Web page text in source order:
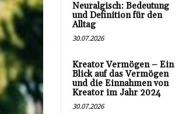
Neuralgisch: Bedeutung
und Definition für den
Alltag
30.07.2026
Kreator Vermögen – Ein
Blick auf das Vermögen
und die Einnahmen von
Kreator im Jahr 2024
30.07.2026